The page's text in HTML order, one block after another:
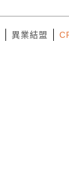
異業結盟